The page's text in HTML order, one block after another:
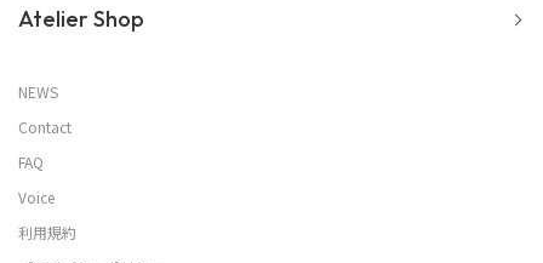
Atelier Shop
NEWS
Contact
FAQ
Voice
利用規約